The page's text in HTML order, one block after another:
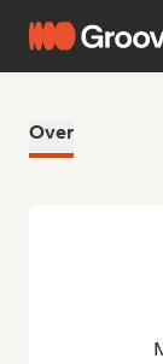
Over